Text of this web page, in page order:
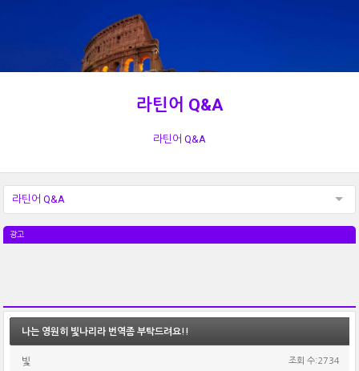
라틴어 Q&A
라틴어 Q&A
라틴어 Q&A
광고
나는 영원히 빛나리라 번역좀 부탁드려요!!
빛 조회 수:2734